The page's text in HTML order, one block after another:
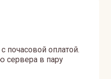
почасовой оплатой.
сервера в пару